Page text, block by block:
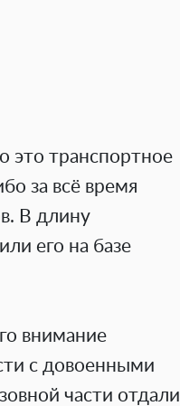
это транспортное
за всё время
В длину
его на базе
внимание
с довоенными
части отдали